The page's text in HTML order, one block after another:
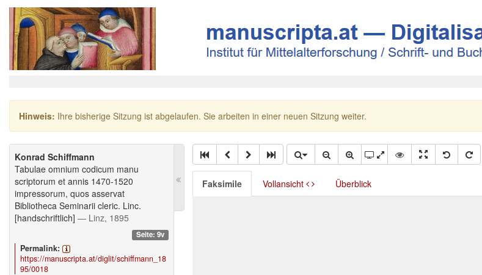
Hinweis: Ihre bisherige Sitzung ist abgelaufen. Sie arbeiten in einer neuen Sitzung weiter.
Konrad Schiffmann
Tabulae omnium codicum manu
scriptorum et annis 1470-1520
impressorum, quos asservat
Bibliotheca Seminarii cleric. Linc.
[handschriftlich] — Linz, 1895
Seite: 9v
Permalink:
https://manuscripta.at/diglit/schiffmann_18
95/0018
Faksimile Vollansicht Überblick